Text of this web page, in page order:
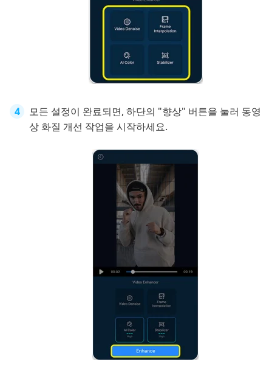
모든 설정이 완료되면, 하단의 "향상" 버튼을 눌러 동영
상 화질 개선 작업을 시작하세요.